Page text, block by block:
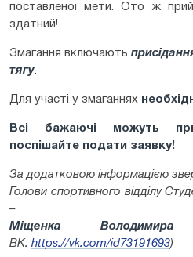
поставленої мети. Ото ж
здатний!
Змагання включають
тягу
Для участі у змаганнях
Всі бажаючі можуть
поспішайте подати заявку!
За додатковою інформацією
Голови спортивного відділу
–
Міщенка Володимира
ВК: https://vk.com/id73191693)